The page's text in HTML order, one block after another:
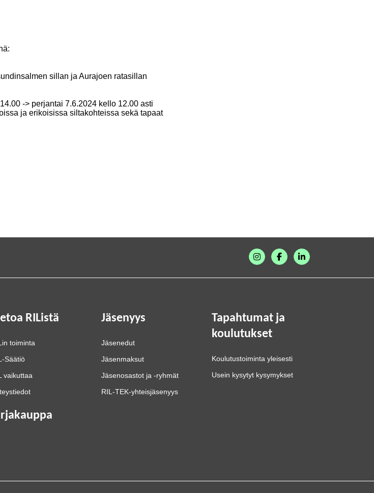
sillan ja Aurajoen ratasillan
-> perjantai 7.6.2024 kello 12.00 asti
ja erikoisissa siltakohteissa sekä tapaat
RIListä
toiminta
Säätiö
vaikuttaa
Jäsenyys
Jäsenedut
Jäsenmaksut
Jäsenosastot ja -ryhmät
RIL-TEK-yhteisjäsenyys
Tapahtumat ja
koulutukset
Koulutustoiminta yleisesti
Usein kysytyt kysymykset